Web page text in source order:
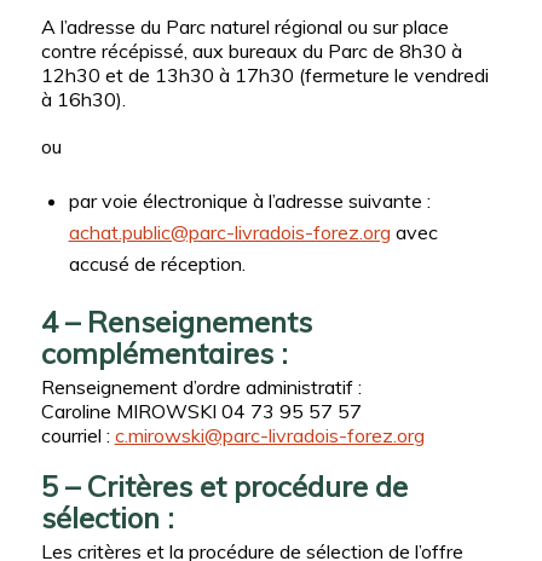
A l’adresse du Parc naturel régional ou sur place
contre récépissé, aux bureaux du Parc de 8h30 à
12h30 et de 13h30 à 17h30 (fermeture le vendredi
à 16h30).
ou
par voie électronique à l’adresse suivante :
achat.public@parc-livradois-forez.org avec
accusé de réception.
4 – Renseignements
complémentaires :
Renseignement d’ordre administratif :
Caroline MIROWSKI 04 73 95 57 57
courriel : c.mirowski@parc-livradois-forez.org
5 – Critères et procédure de
sélection :
Les critères et la procédure de sélection de l’offre